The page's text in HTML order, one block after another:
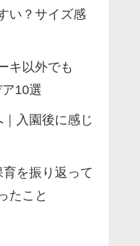
い？サイズ感
キ以外でも
10選
入園後に感じ
育を振り返って
たこと